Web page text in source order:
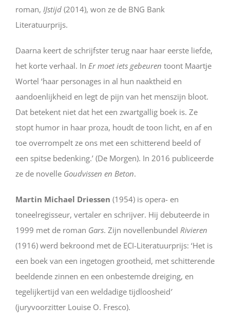
roman, IJstijd (2014), won ze de BNG Bank
Literatuurprijs.
Daarna keert de schrijfster terug naar haar eerste liefde,
het korte verhaal. In Er moet iets gebeuren toont Maartje
Wortel ‘haar personages in al hun naaktheid en
aandoenlijkheid en legt de pijn van het menszijn bloot.
Dat betekent niet dat het een zwartgallig boek is. Ze
stopt humor in haar proza, houdt de toon licht, en af en
toe overrompelt ze ons met een schitterend beeld of
een spitse bedenking.’ (De Morgen). In 2016 publiceerde
ze de novelle Goudvissen en Beton.
Martin Michael Driessen (1954) is opera- en
toneelregisseur, vertaler en schrijver. Hij debuteerde in
1999 met de roman Gars. Zijn novellenbundel Rivieren
(1916) werd bekroond met de ECI-Literatuurprijs: ‘Het is
een boek van een ingetogen grootheid, met schitterende
beeldende zinnen en een onbestemde dreiging, en
tegelijkertijd van een weldadige tijdloosheid’
(juryvoorzitter Louise O. Fresco).